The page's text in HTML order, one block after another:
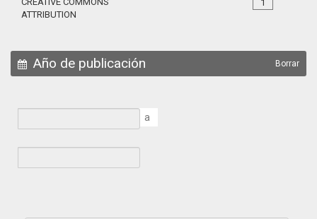
1
ATTRIBUTION
Año de publicación Borrar
a